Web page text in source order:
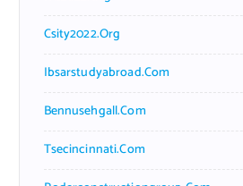
Csity2022.org
Ibsarstudyabroad.com
Bennusehgall.com
Tsecincinnati.com